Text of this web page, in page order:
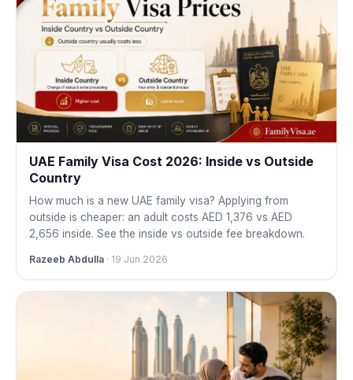
UAE Family Visa Cost 2026: Inside vs Outside
Country
How much is a new UAE family visa? Applying from
outside is cheaper: an adult costs AED 1,376 vs AED
2,656 inside. See the inside vs outside fee breakdown.
Razeeb Abdulla · 19 Jun 2026